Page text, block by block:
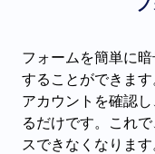
フォームを簡単に
することができます
アカウントを確認
るだけです。これ
スできなくなりま